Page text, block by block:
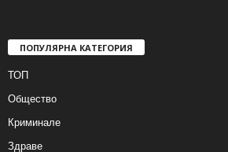
ПОПУЛЯРНА КАТЕГОРИЯ
ТОП
Общество
Криминале
Здраве